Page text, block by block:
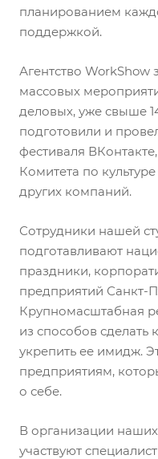
планированием
поддержкой.
Агентство WorkShow
массовых
деловых, уже свыше
подготовили и
фестиваля
Комитета по
других компаний.
Сотрудники нашей
подготавливают
праздники,
предприятий Санкт-
Крупномасштабная
из способов
укрепить ее имидж.
предприятиям,
о себе.
В организации
участвуют